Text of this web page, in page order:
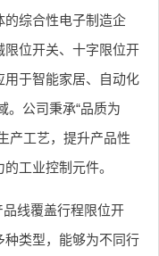
的综合性电子制造企
限位开关、十字限位开
用于智能家居、自动化
。公司秉承“品质为
产工艺，提升产品性
工业控制元件。
品线覆盖行程限位开
种类型，能够为不同行